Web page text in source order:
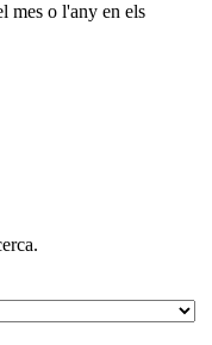
mes o l'any en els